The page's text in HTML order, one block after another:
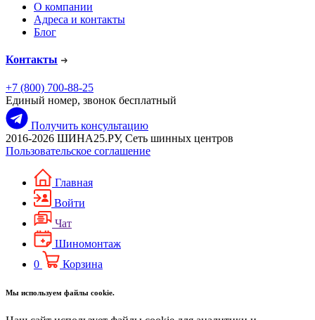
О компании
Адреса и контакты
Блог
Контакты
+7 (800) 700-88-25
Единый номер, звонок бесплатный
Получить консультацию
2016-2026 ШИНА25.РУ, Сеть шинных центров
Пользовательское соглашение
Главная
Войти
Чат
Шиномонтаж
0
Корзина
Мы используем файлы cookie.